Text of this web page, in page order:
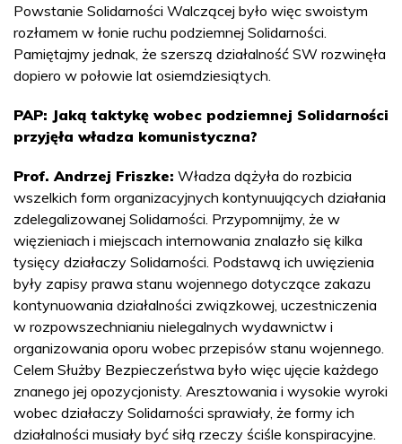
Powstanie Solidarności Walczącej było więc swoistym
rozłamem w łonie ruchu podziemnej Solidarności.
Pamiętajmy jednak, że szerszą działalność SW rozwinęła
dopiero w połowie lat osiemdziesiątych.
PAP: Jaką taktykę wobec podziemnej Solidarności
przyjęła władza komunistyczna?
Prof. Andrzej Friszke: Władza dążyła do rozbicia
wszelkich form organizacyjnych kontynuujących działania
zdelegalizowanej Solidarności. Przypomnijmy, że w
więzieniach i miejscach internowania znalazło się kilka
tysięcy działaczy Solidarności. Podstawą ich uwięzienia
były zapisy prawa stanu wojennego dotyczące zakazu
kontynuowania działalności związkowej, uczestniczenia
w rozpowszechnianiu nielegalnych wydawnictw i
organizowania oporu wobec przepisów stanu wojennego.
Celem Służby Bezpieczeństwa było więc ujęcie każdego
znanego jej opozycjonisty. Aresztowania i wysokie wyroki
wobec działaczy Solidarności sprawiały, że formy ich
działalności musiały być siłą rzeczy ściśle konspiracyjne.